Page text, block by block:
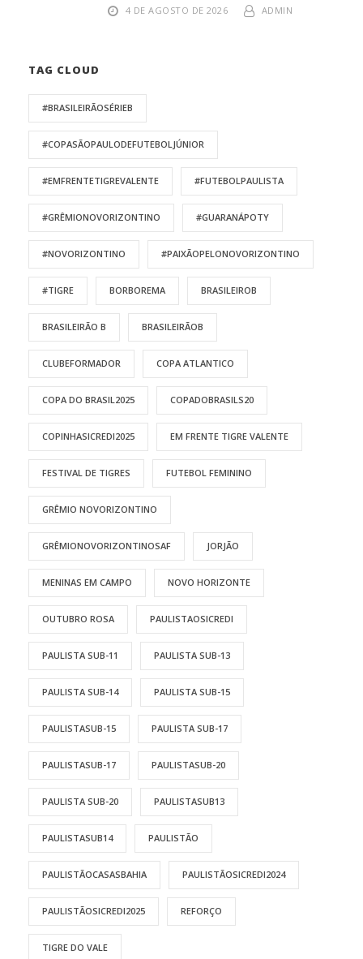
4 DE AGOSTO DE 2026 ADMIN
TAG CLOUD
#BRASILEIRÃOSÉRIEB
#COPASÃOPAULODEFUTEBOLJÚNIOR
#EMFRENTETIGREVALENTE #FUTEBOLPAULISTA
#GRÊMIONOVORIZONTINO #GUARANÁPOTY
#NOVORIZONTINO #PAIXÃOPELONOVORIZONTINO
#TIGRE BORBOREMA BRASILEIROB
BRASILEIRÃO B BRASILEIRÃOB
CLUBEFORMADOR COPA ATLANTICO
COPA DO BRASIL2025 COPADOBRASILS20
COPINHASICREDI2025 EM FRENTE TIGRE VALENTE
FESTIVAL DE TIGRES FUTEBOL FEMININO
GRÊMIO NOVORIZONTINO
GRÊMIONOVORIZONTINOSAF JORJÃO
MENINAS EM CAMPO NOVO HORIZONTE
OUTUBRO ROSA PAULISTAOSICREDI
PAULISTA SUB-11 PAULISTA SUB-13
PAULISTA SUB-14 PAULISTA SUB-15
PAULISTASUB-15 PAULISTA SUB-17
PAULISTASUB-17 PAULISTASUB-20
PAULISTA SUB-20 PAULISTASUB13
PAULISTASUB14 PAULISTÃO
PAULISTÃOCASASBAHIA PAULISTÃOSICREDI2024
PAULISTÃOSICREDI2025 REFORÇO
TIGRE DO VALE